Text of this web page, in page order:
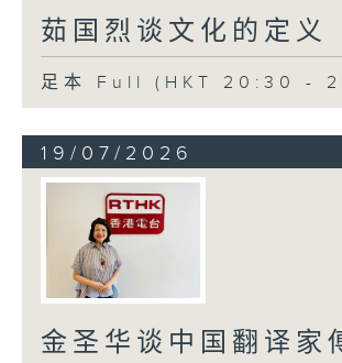
茹国烈谈文化的定义
足本 Full (HKT 20:30 -
19/07/2026
金圣华谈中国翻译家